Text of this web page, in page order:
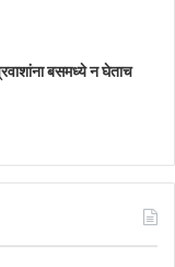
बसमध्ये न घेताच